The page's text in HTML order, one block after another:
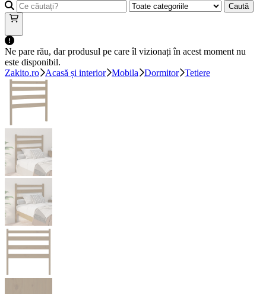
Caută
Ne pare rău, dar produsul pe care îl vizionați în acest moment nu
este disponibil.
Zakito.ro
Acasă și interior Mobila Dormitor Tetiere